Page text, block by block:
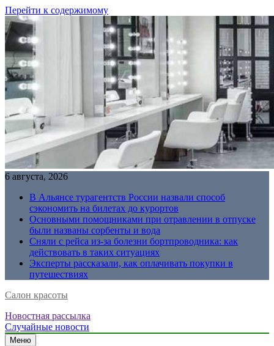
Перейти к содержимому
6 августа, 2026
В Альянсе турагентств России назвали способ
сэкономить на билетах до курортов
Основными помощниками при отравлении в отпуске
были названы сорбенты и вода
Сняли с рейса из-за болезни бортпроводника: как
действовать в таких ситуациях
Эксперты рассказали, как оплачивать покупки в
путешествиях
Салон красоты
Новостная рассылка
Случайные новости
Меню